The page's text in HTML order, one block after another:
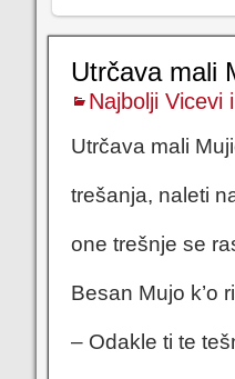
Utrčava mali
Najbolji Vicevi
Utrčava mali
trešanja, naleti
one trešnje se
Besan Mujo k’o
– Odakle ti te